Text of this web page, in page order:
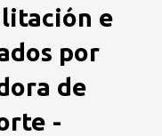
e
por
de
-